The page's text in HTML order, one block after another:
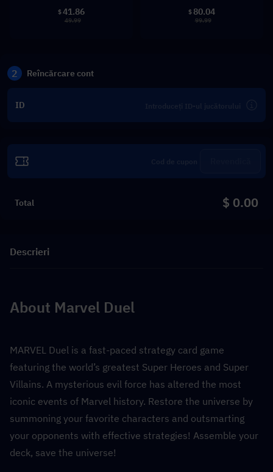
$41.86
49.99
$ 80.04
99.99
2 Reîncărcare cont
ID
Total $ 0.00
Descrieri
About Marvel Duel
MARVEL Duel is a fast-paced strategy card game
featuring the world’s greatest Super Heroes and Super
Villains. A mysterious evil force has altered the most
iconic events of Marvel history. Restore the universe by
summoning your favorite characters and outsmarting
your opponents with effective strategies! Assemble your
deck, save the universe!